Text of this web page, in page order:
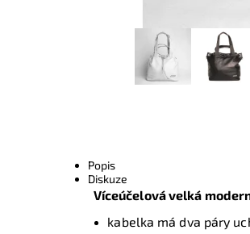
Popis
Diskuze
Víceúčelová velká
kabelka má dva páry